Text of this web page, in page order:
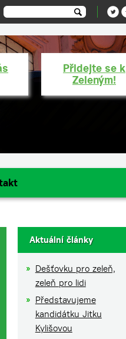
Přidejte se k
Zeleným!
Aktuální články
Dešťovku pro zeleň,
zeleň pro lidi
Představujeme
kandidátku Jitku
Kylišovou